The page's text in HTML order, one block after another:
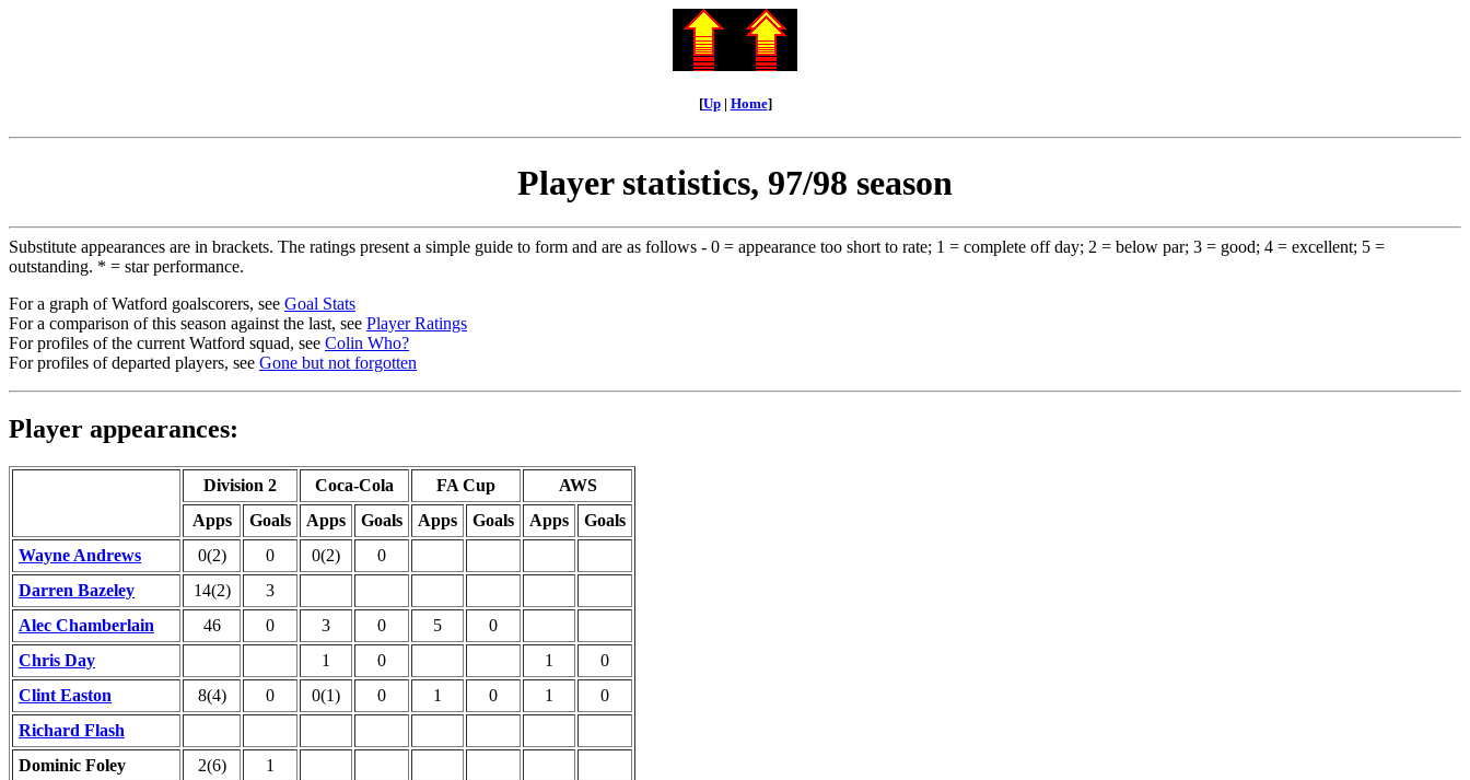
[Up| Home]
Player statistics, 97/98 season
Substitute appearances are in brackets. The ratings present a simple guide to form and are as follows - 0 = appearance too short to rate; 1 = complete off day; 2 = below par; 3 = good; 4 = excellent; 5 =
outstanding. * = star performance.
For a graph of Watford goalscorers, see Goal Stats
For a comparison of this season against the last, see Player Ratings
For profiles of the current Watford squad, see Colin Who?
For profiles of departed players, see Gone but not forgotten
Player appearances:
Division 2 Coca-Cola FA Cup
AWS
Apps
Goals Apps Goals Apps Goals Apps
Goals
Wayne Andrews
0(2) 0 0(2)
0
Darren Bazeley
14(2)
3
Alec Chamberlain
46 0 3 0 5
0
Chris Day
1 0 1
0
Clint Easton
8(4) 0 0(1) 0 1 0 1
0
Richard Flash
Dominic Foley
2(6)
1